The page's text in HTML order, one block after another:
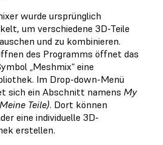
wurde ursprünglich
um verschiedene 3D-Teile
und zu kombinieren.
des Programms öffnet das
„Meshmix“ eine
Im Drop-down-Menü
sich ein Abschnitt namens My
Teile). Dort können
eine individuelle 3D-
erstellen.